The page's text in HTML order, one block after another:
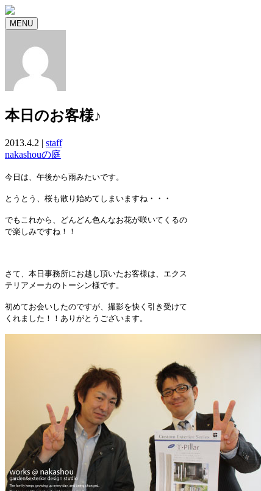
MENU
本日のお客様♪
2013.4.2 | staff
nakashouの庭
今日は、午後から雨みたいです。
とうとう、桜も散り始めてしまいますね・・・
でもこれから、どんどん色んなお花が咲いてくるの
で楽しみですね！！
さて、本日事務所にお越し頂いたお客様は、エクス
テリアメーカのトーシン様です。
初めてお会いしたのですが、撮影を快く引き受けて
くれました！！ありがとうございます。